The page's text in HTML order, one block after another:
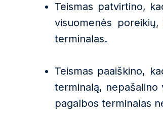
Teismas patvirtino,
visuomenės
terminalas.
Teismas paaiškino,
terminalą, nepašalino
pagalbos terminalas